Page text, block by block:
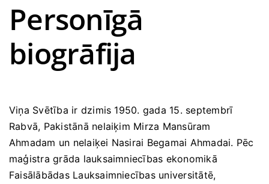
Personīgā
biogrāfija
Viņa Svētība ir dzimis 1950. gada 15. septembrī
Rabvā, Pakistānā nelaiķim Mirza Mansūram
Ahmadam un nelaiķei Nasirai Begamai Ahmadai. Pēc
maģistra grāda lauksaimniecības ekonomikā
Faisālābādas Lauksaimniecības universitātē,